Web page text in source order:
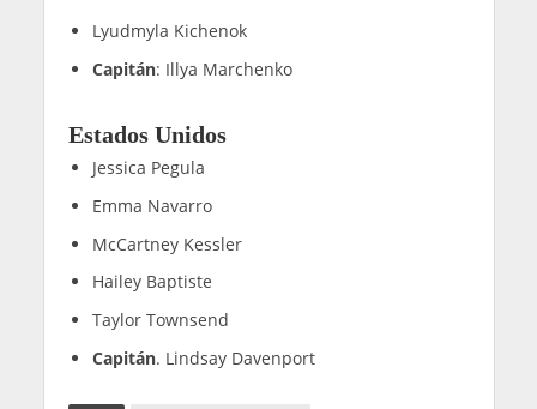
Lyudmyla Kichenok
Capitán: Illya Marchenko
Estados Unidos
Jessica Pegula
Emma Navarro
McCartney Kessler
Hailey Baptiste
Taylor Townsend
Capitán. Lindsay Davenport